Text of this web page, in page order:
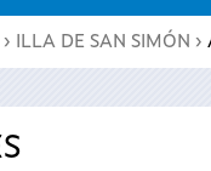
› ILLA DE SAN SIMÓN ›